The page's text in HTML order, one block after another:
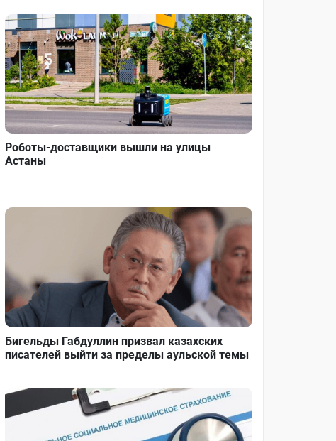
Роботы-доставщики вышли на улицы
Астаны
Бигельды Габдуллин призвал казахских
писателей выйти за пределы аульской темы